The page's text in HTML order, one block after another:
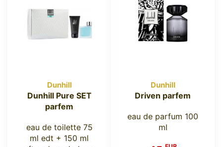
Dunhill
Dunhill Pure SET
parfem
eau de toilette 75
ml edt + 150 ml
Dunhill
Driven parfem
eau de parfum 100
ml